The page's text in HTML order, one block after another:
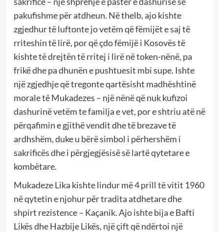
pakufishme për atdheun. Në thelb, ajo kishte
zgjedhur të luftonte jo vetëm që fëmijët e saj të
rriteshin të lirë, por që çdo fëmijë i Kosovës të
kishte të drejtën të rritej i lirë në token-nënë, pa
frikë dhe pa dhunën e pushtuesit mbi supe. Ishte
një zgjedhje që tregonte qartësisht madhështinë
morale të Mukadezes – një nënë që nuk kufizoi
dashurinë vetëm te familja e vet, por e shtriu atë në
përqafimin e gjithë vendit dhe të brezave të
ardhshëm, duke u bërë simbol i përhershëm i
sakrificës dhe i përgjegjësisë së lartë qytetare e
kombëtare.
Mukadeze Lika kishte lindur më 4 prill të vitit 1960
në qytetin e njohur për tradita atdhetare dhe
shpirt rezistence – Kaçanik. Ajo ishte bija e Bafti
Likës dhe Hazbije Likës, një çift që ndërtoi një